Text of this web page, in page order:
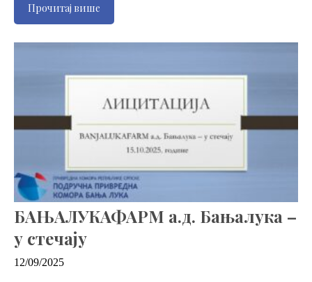
Прочитај више
БАЊАЛУКАФАРМ a.д. Бањалука –
у стечају
12/09/2025